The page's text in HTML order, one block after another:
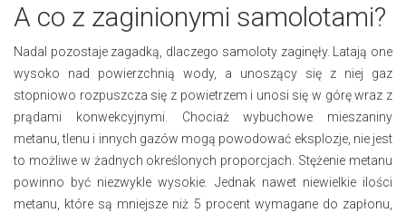
A co z zaginionymi samolotami?
Nadal pozostaje zagadką, dlaczego samoloty zaginęły. Latają one
wysoko nad powierzchnią wody, a unoszący się z niej gaz
stopniowo rozpuszcza się z powietrzem i unosi się w górę wraz z
prądami konwekcyjnymi. Chociaż wybuchowe mieszaniny
metanu, tlenu i innych gazów mogą powodować eksplozje, nie jest
to możliwe w żadnych określonych proporcjach. Stężenie metanu
powinno być niezwykle wysokie. Jednak nawet niewielkie ilości
metanu, które są mniejsze niż 5 procent wymagane do zapłonu,